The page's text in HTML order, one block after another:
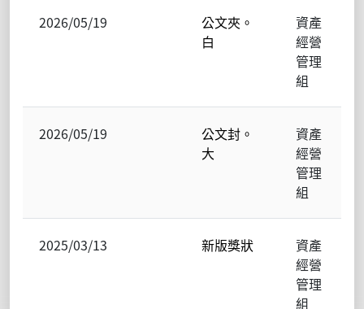
2026/05/19
公文夾。
白
資產
經營
管理
組
2026/05/19
公文封。
大
資產
經營
管理
組
2025/03/13 新版獎狀
資產
經營
管理
組